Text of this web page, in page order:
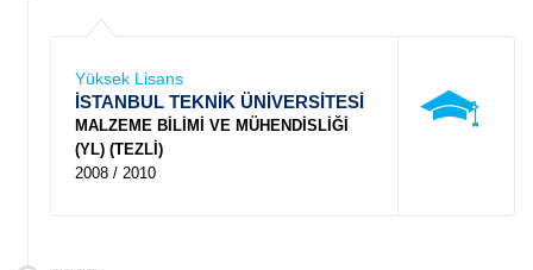
Yüksek Lisans
İSTANBUL TEKNİK ÜNİVERSİTESİ
MALZEME BİLİMİ VE MÜHENDİSLİĞİ
(YL) (TEZLİ)
2008 / 2010